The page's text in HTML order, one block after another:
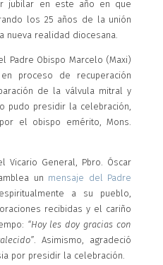
jubilar en este año en que
los 25 años de la unión
nueva realidad diocesana.
Padre Obispo Marcelo (Maxi)
proceso de recuperación
de la válvula mitral y
pudo presidir la celebración,
el obispo emérito, Mons.
General, Pbro. Óscar
un mensaje del Padre
a su pueblo,
recibidas y el cariño
“Hoy les doy gracias con
. Asimismo, agradeció
por presidir la celebración.